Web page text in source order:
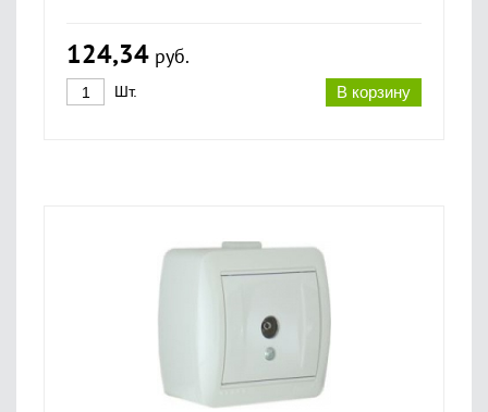
124,34 руб.
В корзину
Шт.